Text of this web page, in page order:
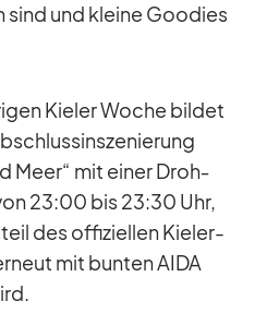
und kleine Goo­dies
Kie­ler Wo­che bil­det
Meer“ mit ei­ner Droh­
23:00 bis 23:30 Uhr,
des of­fi­zi­el­len Kie­ler-
mit bun­ten AIDA